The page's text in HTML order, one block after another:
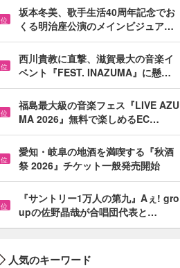
位
坂本冬美、歌手生活40周年記念でお
くる明治座公演のメインビジュア…
位
西川貴教に直撃、滋賀最大の音楽イ
ベント『FEST. INAZUMA』に懸…
位
福島最大級の音楽フェス『LIVE AZU
MA 2026』無料で楽しめるEC…
位
愛知・岐阜の地酒を満喫する『秋酒
祭 2026』チケット一般発売開始
位
『サントリー1万人の第九』Aぇ! gro
upの佐野晶哉が合唱団代表と…
人気のキーワード